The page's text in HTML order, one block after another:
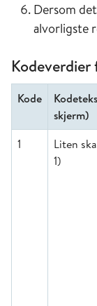
Dersom
alvorligste
Kode
skjerm)
1
Liten
1)